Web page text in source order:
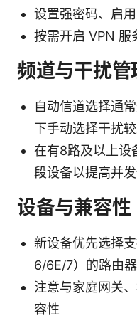
设置强密码、启
按需开启 VPN 服
频道与干扰管
自动信道选择通
下手动选择干扰
在有8路及以上设
段设备以提高并
设备与兼容性
新设备优先选择
6/6E/7）的路由器
注意与家庭网关
容性